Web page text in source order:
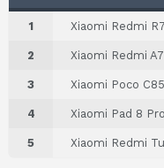
1 Xiaomi Redmi
2 Xiaomi Redmi
3 Xiaomi Poco
4 Xiaomi Pad 8
5 Xiaomi Redmi